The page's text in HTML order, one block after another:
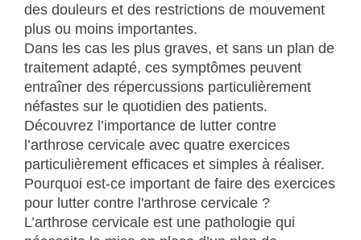
des douleurs et des restrictions de mouvement
plus ou moins importantes.
Dans les cas les plus graves, et sans un plan de
traitement adapté, ces symptômes peuvent
entraîner des répercussions particulièrement
néfastes sur le quotidien des patients.
Découvrez l’importance de lutter contre
l’arthrose cervicale avec quatre exercices
particulièrement efficaces et simples à réaliser.
Pourquoi est-ce important de faire des exercices
pour lutter contre l'arthrose cervicale ?
L’arthrose cervicale est une pathologie qui